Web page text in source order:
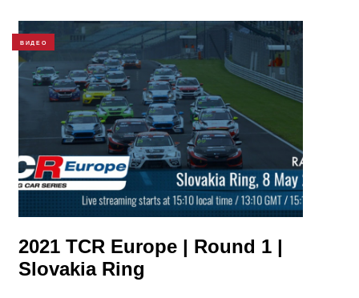
ВИДЕО
2021 TCR Europe | Round 1 |
Slovakia Ring